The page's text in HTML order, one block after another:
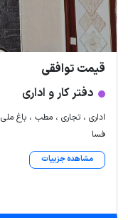
قیمت توافقی
دفتر کار و اداری
اداری ، تجاری ، مطب ، باغ ملی
فسا
مشاهده جزییات